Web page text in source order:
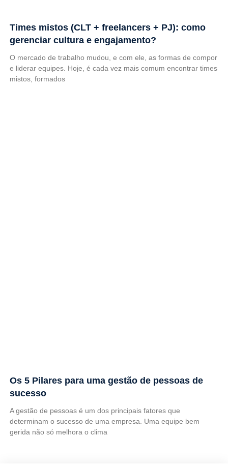
Times mistos (CLT + freelancers + PJ): como
gerenciar cultura e engajamento?
O mercado de trabalho mudou, e com ele, as formas de compor
e liderar equipes. Hoje, é cada vez mais comum encontrar times
mistos, formados
Os 5 Pilares para uma gestão de pessoas de
sucesso
A gestão de pessoas é um dos principais fatores que
determinam o sucesso de uma empresa. Uma equipe bem
gerida não só melhora o clima